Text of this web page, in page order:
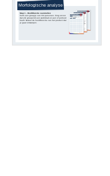
Stap 1 - Hoofdfunctie vaststellen
Vorm een groepje van 3/4 personen. Zorg ervoor
dat elk groepslid een werkblad en pen of potlood
heeft. Noteer de hoofdfunctie van het product dat
je gaat ontwerpen.
Morfologische analyse